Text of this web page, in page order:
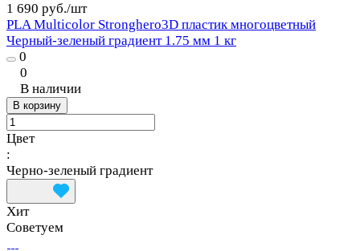
1 690 руб./шт
PLA Multicolor Stronghero3D пластик многоцветный
Черный-зеленый градиент 1.75 мм 1 кг
0
0
В наличии
В корзину
Цвет
:
Черно-зеленый градиент
Хит
Советуем